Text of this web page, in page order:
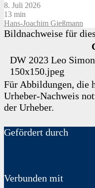
8. Juli 2026
13 min
Hans-Joachim Gießmann
Bildnachweise für
DW 2023 Leo Simon
150x150.jpeg
Für Abbildungen, die
Urheber-Nachweis
der Urheber.
Gefördert durch
Verbunden mit